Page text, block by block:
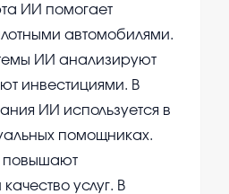
ИИ помогает
автомобилями.
ИИ анализируют
инвестициями. В
ИИ используется в
помощниках.
повышают
услуг. В